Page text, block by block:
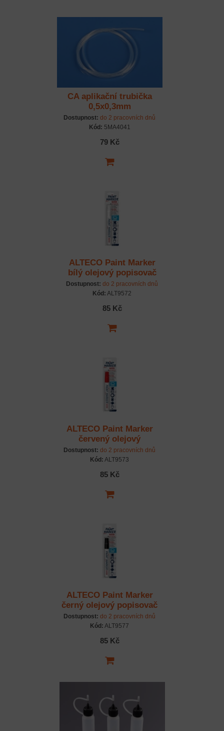
CA aplikační trubička
0,5x0,3mm
Dostupnost: do 2 pracovních dnů
Kód: 5MA4041
79 Kč
ALTECO Paint Marker
bílý olejový popisovač
Dostupnost: do 2 pracovních dnů
Kód: ALT9572
85 Kč
ALTECO Paint Marker
červený olejový
popisovač
Dostupnost: do 2 pracovních dnů
Kód: ALT9573
85 Kč
ALTECO Paint Marker
černý olejový popisovač
Dostupnost: do 2 pracovních dnů
Kód: ALT9577
85 Kč